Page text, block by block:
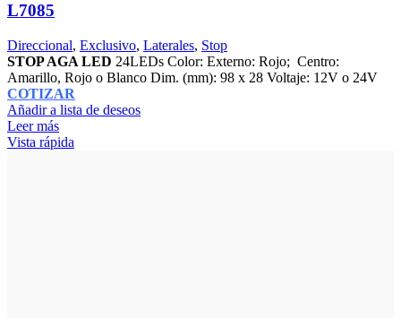
L7085
Direccional, Exclusivo, Laterales, Stop
STOP AGA LED 24LEDs Color: Externo: Rojo; Centro:
Amarillo, Rojo o Blanco Dim. (mm): 98 x 28 Voltaje: 12V o 24V
COTIZAR
Añadir a lista de deseos
Leer más
Vista rápida